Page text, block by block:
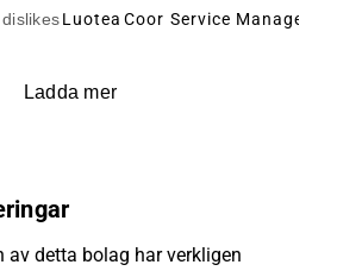
dislikesLuotea
Ladda mer
av detta bolag har verkligen